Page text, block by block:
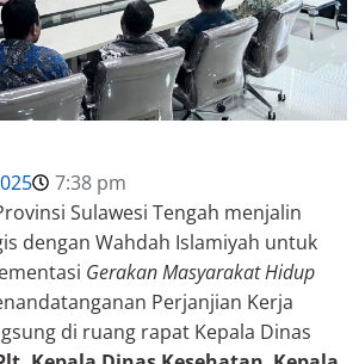
7:38 pm
Sulawesi Tengah menjalin
dengan Wahdah Islamiyah untuk
Gerakan Masyarakat Hidup
Perjanjian Kerja
di ruang rapat Kepala Dinas